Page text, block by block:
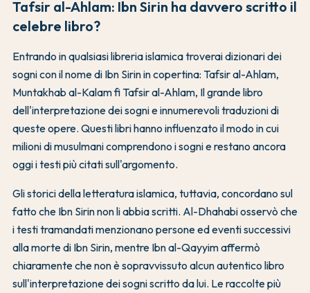
Tafsir al-Ahlam: Ibn Sirin ha davvero scritto il
celebre libro?
Entrando in qualsiasi libreria islamica troverai dizionari dei
sogni con il nome di Ibn Sirin in copertina: Tafsir al-Ahlam,
Muntakhab al-Kalam fi Tafsir al-Ahlam, Il grande libro
dell'interpretazione dei sogni e innumerevoli traduzioni di
queste opere. Questi libri hanno influenzato il modo in cui
milioni di musulmani comprendono i sogni e restano ancora
oggi i testi più citati sull'argomento.
Gli storici della letteratura islamica, tuttavia, concordano sul
fatto che Ibn Sirin non li abbia scritti. Al-Dhahabi osservò che
i testi tramandati menzionano persone ed eventi successivi
alla morte di Ibn Sirin, mentre Ibn al-Qayyim affermò
chiaramente che non è sopravvissuto alcun autentico libro
sull'interpretazione dei sogni scritto da lui. Le raccolte più